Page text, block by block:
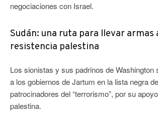
negociaciones con Israel.
Sudán: una ruta para llevar armas
resistencia palestina
Los sionistas y sus padrinos de Washington
a los gobiernos de Jartum en la lista negra
patrocinadores del “terrorismo”, por su
palestina.